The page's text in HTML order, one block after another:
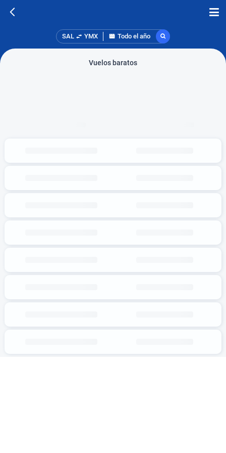
SAL YMX Todo el año
Vuelos baratos